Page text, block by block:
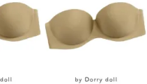
ホワイトパール2WAYネッ
クレス(留め輪付)
31-0004Q